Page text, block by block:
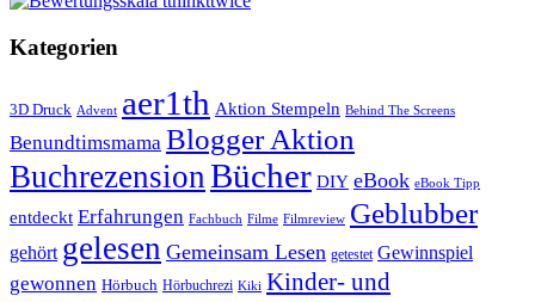
Kategorien
3D Druck Advent aer1th Aktion Stempeln Behind The Screens
Benundtimsmama Blogger Aktion
Buchrezension Bücher DIY eBook eBook Tipp
entdeckt Erfahrungen Fachbuch Filme Filmreview Geblubber
gehört gelesen Gemeinsam Lesen getestet Gewinnspiel
gewonnen Hörbuch Hörbuchrezi Kiki Kinder- und